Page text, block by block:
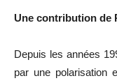
Une contribution de
Depuis les années
par une polarisation